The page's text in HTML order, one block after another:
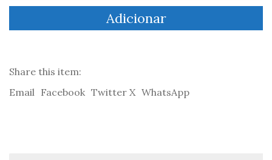
Perfeita
Teoria
Gonzales
Adicionar
Share this item:
Email Facebook Twitter X WhatsApp